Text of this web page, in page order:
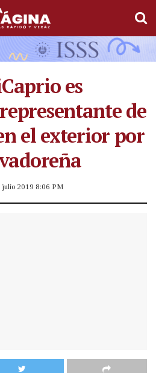
es
de
el exterior por
julio 2019 8:06 PM